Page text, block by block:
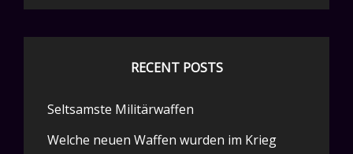
RECENT POSTS
Seltsamste Militärwaffen
Welche neuen Waffen wurden im Krieg